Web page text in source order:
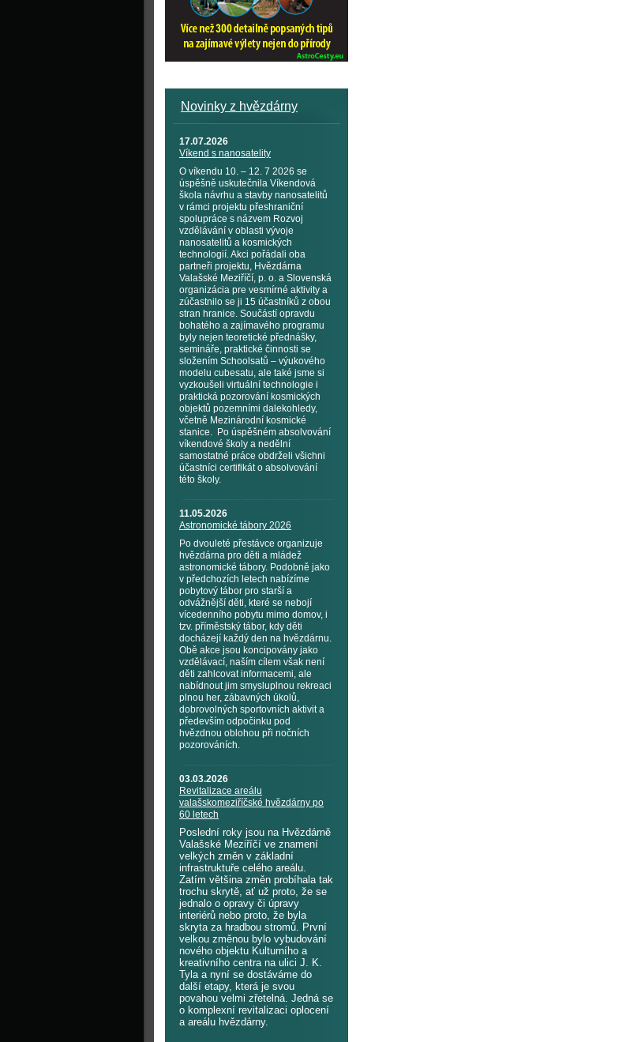
Novinky z hvězdárny
17.07.2026
Víkend s nanosatelity
O víkendu 10. – 12. 7 2026 se
úspěšně uskutečnila Víkendová
škola návrhu a stavby nanosatelitů
v rámci projektu přeshraniční
spolupráce s názvem Rozvoj
vzdělávání v oblasti vývoje
nanosatelitů a kosmických
technologií. Akci pořádali oba
partneři projektu, Hvězdárna
Valašské Meziříčí, p. o. a Slovenská
organizácia pre vesmírné aktivity a
zúčastnilo se ji 15 účastníků z obou
stran hranice. Součástí opravdu
bohatého a zajímavého programu
byly nejen teoretické přednášky,
semináře, praktické činnosti se
složením Schoolsatů – výukového
modelu cubesatu, ale také jsme si
vyzkoušeli virtuální technologie i
praktická pozorování kosmických
objektů pozemními dalekohledy,
včetně Mezinárodní kosmické
stanice. Po úspěšném absolvování
víkendové školy a nedělní
samostatné práce obdrželi všichni
účastníci certifikát o absolvování
této školy.
11.05.2026
Astronomické tábory 2026
Po dvouleté přestávce organizuje
hvězdárna pro děti a mládež
astronomické tábory. Podobně jako
v předchozích letech nabízíme
pobytový tábor pro starší a
odvážnější děti, které se nebojí
vícedenního pobytu mimo domov, i
tzv. příměstský tábor, kdy děti
docházejí každý den na hvězdárnu.
Obě akce jsou koncipovány jako
vzdělávací, naším cílem však není
děti zahlcovat informacemi, ale
nabídnout jim smysluplnou rekreaci
plnou her, zábavných úkolů,
dobrovolných sportovních aktivit a
především odpočinku pod
hvězdnou oblohou při nočních
pozorováních.
03.03.2026
Revitalizace areálu
valašskomeziříčské hvězdárny po
60 letech
Poslední roky jsou na Hvězdárně
Valašské Meziříčí ve znamení
velkých změn v základní
infrastruktuře celého areálu.
Zatím většina změn probíhala tak
trochu skrytě, ať už proto, že se
jednalo o opravy či úpravy
interiérů nebo proto, že byla
skryta za hradbou stromů. První
velkou změnou bylo vybudování
nového objektu Kulturního a
kreativního centra na ulici J. K.
Tyla a nyní se dostáváme do
další etapy, která je svou
povahou velmi zřetelná. Jedná se
o komplexní revitalizaci oplocení
a areálu hvězdárny.